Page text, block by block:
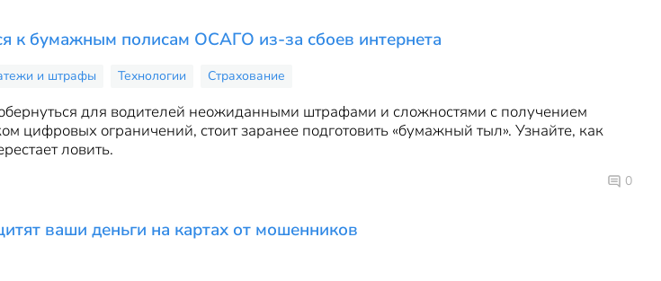
к бумажным полисам ОСАГО из-за сбоев интернета
и штрафы Технологии Страхование
для водителей неожиданными штрафами и сложностями с получением
цифровых ограничений, стоит заранее подготовить «бумажный тыл». Узнайте, как
ловить.
0
ваши деньги на картах от мошенников